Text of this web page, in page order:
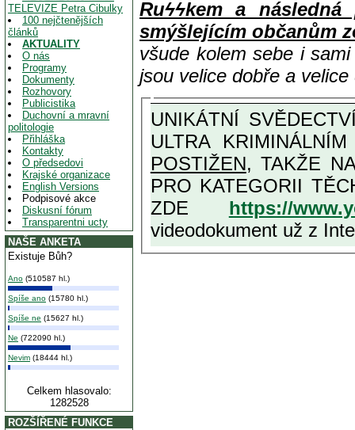
TELEVIZE Petra Cibulky
100 nejčtenějších
článků
AKTUALITY
O nás
Programy
Dokumenty
Rozhovory
Publicistika
Duchovní a mravní
politologie
Přihláška
Kontakty
O předsedovi
Krajské organizace
English Versions
Podpisové akce
Diskusní fórum
Transparentni ucty
NAŠE ANKETA
Existuje Bůh?
Ano (510587 hl.)
Spíše ano (15780 hl.)
Spíše ne (15627 hl.)
Ne (722090 hl.)
Nevim (18444 hl.)
Celkem hlasovalo:
1282528
ROZŠÍŘENÉ FUNKCE
Ruϟϟkem a
smýšlejícím občanům
všude kolem sebe i
jsou velice dobře a
UNIKÁTNÍ SVĚDECTVÍ ZE SOUČASNOSTI: PŘEDSEDA VLASTIZRÁDNÉ VLÁDY KGB MIMOŘÁDNĚ DETAILNĚ O
ULTRA
POSTIŽEN, TAKŽE NA MAXIMÁLNÍ
PRO KATEGORII TĚCH VŮBEC NEJVYŠŠÍCH PROTINÁRODNÍCH A
ZDE https://
videodokument už z